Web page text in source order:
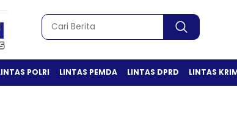
POLRI LINTAS PEMDA LINTAS DPRD LINTAS